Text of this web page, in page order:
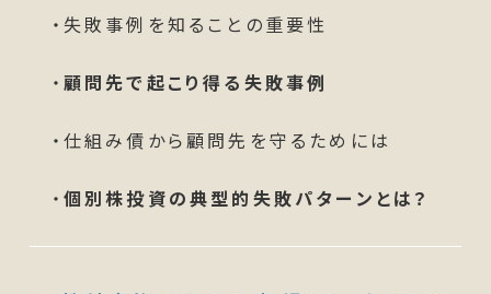
・失敗事例を知ることの重要性
・ 顧問先で起こり得る失敗事例
・仕組み債から顧問先を守るためには
・ 個別株投資の典型的失敗パターンとは？